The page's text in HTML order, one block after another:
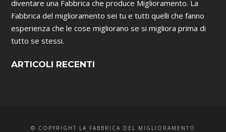
diventare una Fabbrica che produce Miglioramento. La
Fabbrica del miglioramento sei tu e tutti quelli che fanno
esperienza che le cose migliorano se si migliora prima di
tutto se stessi.
ARTICOLI RECENTI
© COPYRIGHT LA FABBRICA DEL MIGLIORAMENTO